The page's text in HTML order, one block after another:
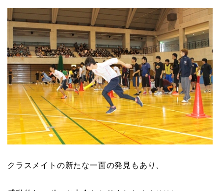
クラスメイトの新たな一面の発見もあり、